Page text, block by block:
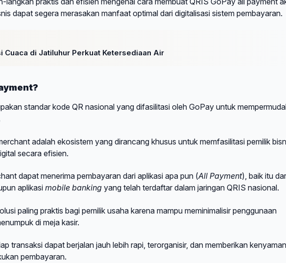
dapat segera merasakan manfaat optimal dari digitalisasi sistem pembayaran.
di Jatiluhur Perkuat Ketersediaan Air
standar kode QR nasional yang difasilitasi oleh GoPay untuk
adalah ekosistem yang dirancang khusus untuk memfasilitasi pemilik
secara efisien.
dapat menerima pembayaran dari aplikasi apa pun (All Payment), baik itu
aplikasi mobile banking yang telah terdaftar dalam jaringan QRIS nasional.
paling praktis bagi pemilik usaha karena mampu meminimalisir penggunaan
di meja kasir.
transaksi dapat berjalan jauh lebih rapi, terorganisir, dan memberikan
pembayaran.